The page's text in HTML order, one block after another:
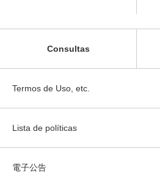
Consultas
Termos de Uso, etc.
Lista de políticas
電子公告